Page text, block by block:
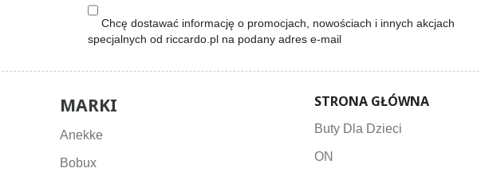
Chcę dostawać informację o promocjach, nowościach i innych akcjach
specjalnych od riccardo.pl na podany adres e-mail
MARKI
Anekke
Bobux
STRONA GŁÓWNA
Buty Dla Dzieci
ON